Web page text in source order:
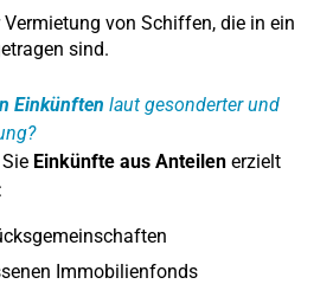
von Schiffen, die in ein
sind.
Einkünften laut gesonderter und
Einkünfte aus Anteilen erzielt
Immobilienfonds